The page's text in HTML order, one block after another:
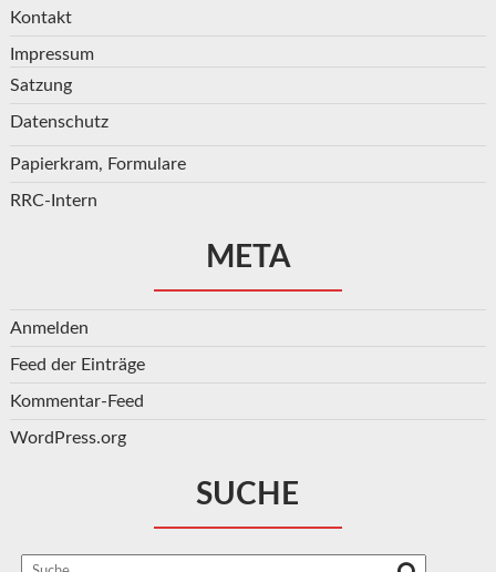
Kontakt
Impressum
Satzung
Datenschutz
Papierkram, Formulare
RRC-Intern
META
Anmelden
Feed der Einträge
Kommentar-Feed
WordPress.org
SUCHE